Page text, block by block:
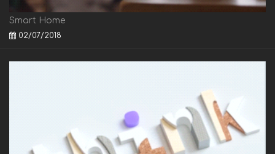
Smart Home
02/07/2018